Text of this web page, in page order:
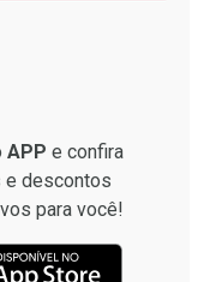
APP e confira
e descontos
para você!